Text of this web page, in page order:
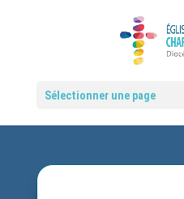
Sélectionner une page